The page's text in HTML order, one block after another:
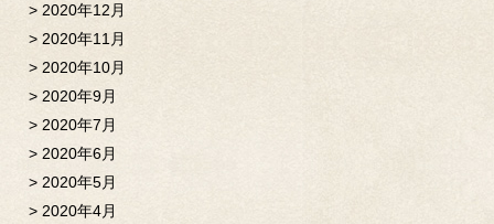
2020年12月
2020年11月
2020年10月
2020年9月
2020年7月
2020年6月
2020年5月
2020年4月